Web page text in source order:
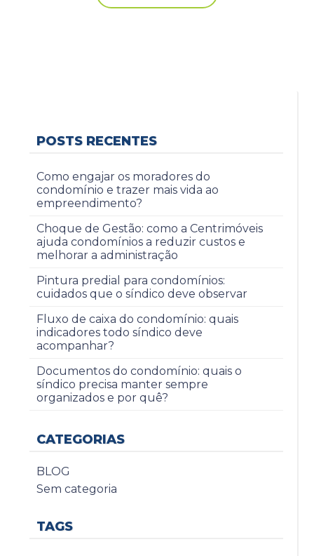
POSTS RECENTES
Como engajar os moradores do
condomínio e trazer mais vida ao
empreendimento?
Choque de Gestão: como a Centrimóveis
ajuda condomínios a reduzir custos e
melhorar a administração
Pintura predial para condomínios:
cuidados que o síndico deve observar
Fluxo de caixa do condomínio: quais
indicadores todo síndico deve
acompanhar?
Documentos do condomínio: quais o
síndico precisa manter sempre
organizados e por quê?
CATEGORIAS
BLOG
Sem categoria
TAGS